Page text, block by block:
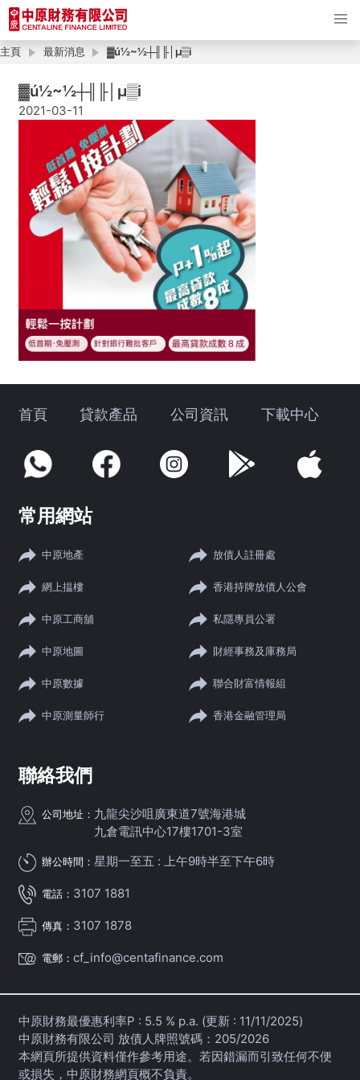
主頁 最新消息 ▓ú½~½┼╢╟│µ▒i
▓ú½~½┼╢╟│µ▒i
2021-03-11
首頁 貸款產品 公司資訊 下載中心
常用網站
中原地產
網上揾樓
中原工商舖
中原地圖
中原數據
中原測量師行
放債人註冊處
香港持牌放債人公會
私隱專員公署
財經事務及庫務局
聯合財富情報組
香港金融管理局
聯絡我們
公司地址： 九龍尖沙咀廣東道7號海港城
九倉電訊中心17樓1701-3室
辦公時間： 星期一至五 : 上午9時半至下午6時
電話： 3107 1881
傳真： 3107 1878
電郵： cf_info@centafinance.com
中原財務最優惠利率P : 5.5 % p.a. (更新 : 11/11/2025)
中原財務有限公司 放債人牌照號碼：205/2026
本網頁所提供資料僅作參考用途。若因錯漏而引致任何不便
或損失，中原財務網頁概不負責。